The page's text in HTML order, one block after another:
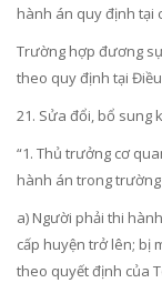
hành án quy định tại
Trường hợp đương
theo quy định tại
21. Sửa đổi, bổ sung
“1. Thủ trưởng cơ
hành án trong
a) Người phải thi
cấp huyện trở lên; bị
theo quyết định của